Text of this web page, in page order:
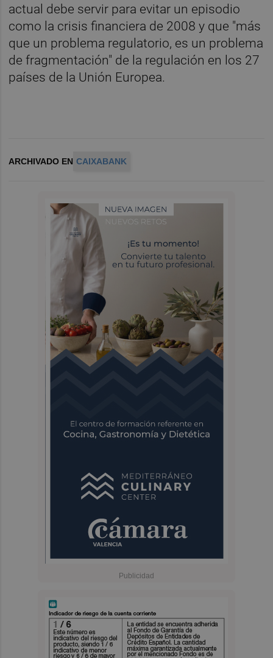
actual debe servir para evitar un episodio
como la crisis financiera de 2008 y que "más
que un problema regulatorio, es un problema
de fragmentación" de la regulación en los 27
países de la Unión Europea.
ARCHIVADO EN CAIXABANK